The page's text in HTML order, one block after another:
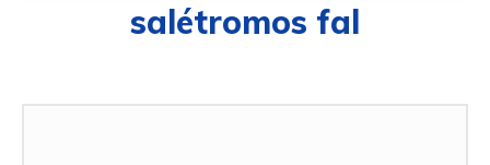
salétromos fal